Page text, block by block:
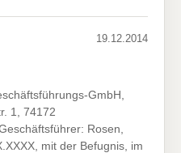
19.12.2014
GmbH,
1, 74172
Rosen,
mit der Befugnis, im